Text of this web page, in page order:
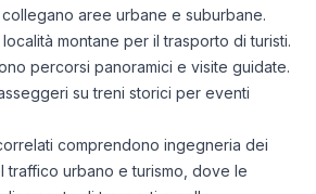
aree urbane e suburbane.
montane per il trasporto di turisti.
percorsi panoramici e visite guidate.
su treni storici per eventi
comprendono ingegneria dei
traffico urbano e turismo, dove le